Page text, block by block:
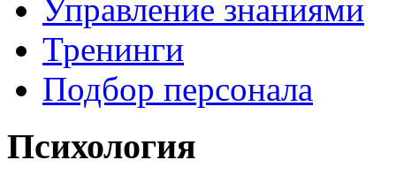
Управление знаниями
Тренинги
Подбор персонала
Психология